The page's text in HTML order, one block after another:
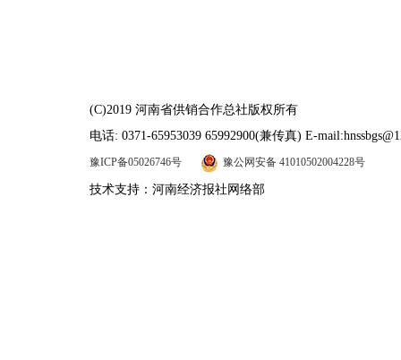
(C)2019 河南省供销合作总社版权所有
电话: 0371-65953039 65992900(兼传真) E-
豫ICP备05026746号 豫公网安备 41010502004228号
技术支持：河南经济报社网络部